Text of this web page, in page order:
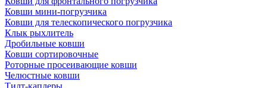
Ковши мини-погрузчика
Ковши для телескопического погрузчика
Клык рыхлитель
Дробильные ковши
Ковши сортировочные
Роторные просеивающие ковши
Челюстные ковши
Тилт-каплеры